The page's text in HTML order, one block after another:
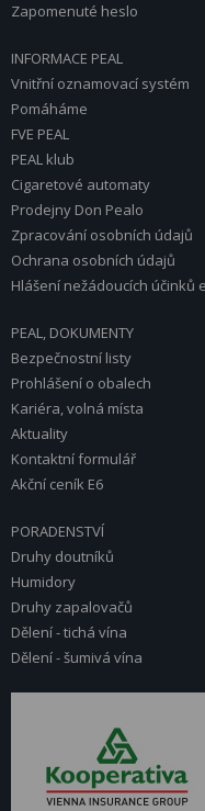
Zapomenuté heslo
INFORMACE PEAL
Vnitřní oznamovací systém
Pomáháme
FVE PEAL
PEAL klub
Cigaretové automaty
Prodejny Don Pealo
Zpracování osobních údajů
Ochrana osobních údajů
Hlášení nežádoucích účinků
PEAL, DOKUMENTY
Bezpečnostní listy
Prohlášení o obalech
Kariéra, volná místa
Aktuality
Kontaktní formulář
Akční ceník E6
PORADENSTVÍ
Druhy doutníků
Humidory
Druhy zapalovačů
Dělení - tichá vína
Dělení - šumivá vína